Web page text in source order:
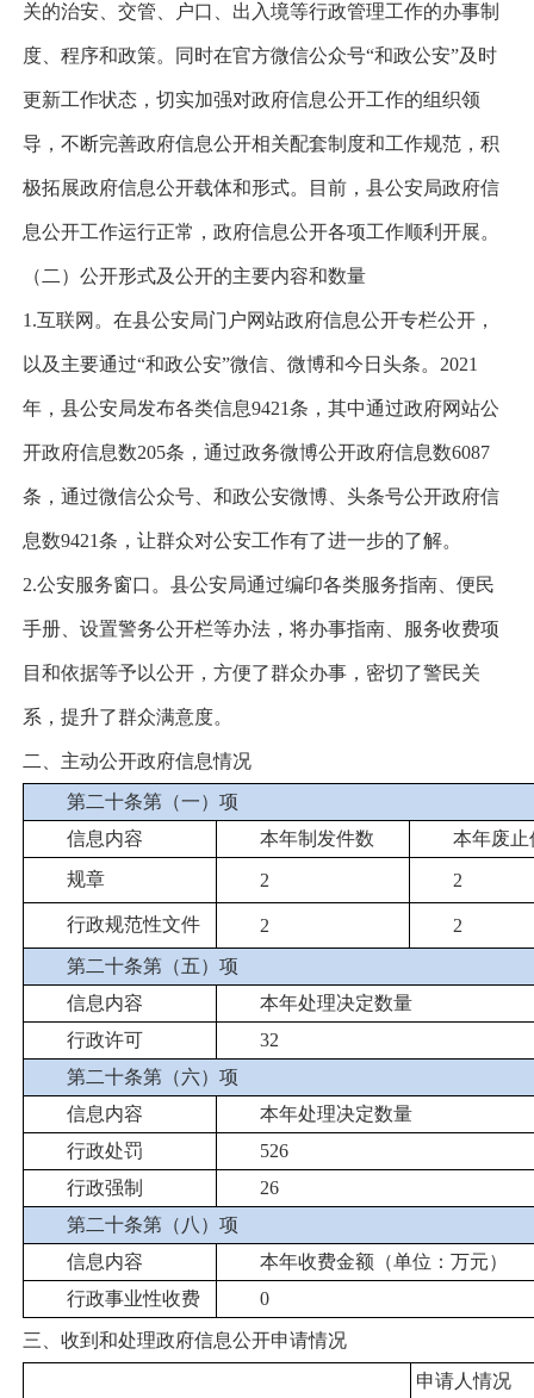
关的治安、交管、户口、出入境等行政管理工作的办事制
度、程序和政策。同时在官方微信公众号“和政公安”及时
更新工作状态，切实加强对政府信息公开工作的组织领
导，不断完善政府信息公开相关配套制度和工作规范，积
极拓展政府信息公开载体和形式。目前，县公安局政府信
息公开工作运行正常，政府信息公开各项工作顺利开展。
（二） 公开形式及公开的主要内容和数量
1.互联网。在县公安局门户网站政府信息公开专栏公开，
以及主要通过“和政公安”微信、 微博和今日头条。2021
年，县公安局发布各类信息9421条，其中通过政府网站公
开政府信息数205条，通过政务微博公开政府信息数6087
条，通过微信公众号、和政公安微博、头条号公开政府信
息数9421条，让群众对公安工作有了进一步的了解。
2.公安服务窗口。县公安局通过编印各类服务指南、便民
手册、设置警务公开栏等办法，将办事指南、服务收费项
目和依据等予以公开，方便了群众办事，密切了警民关
系，提升了群众满意度。
二、主动公开政府信息情况
第二十条第（一）项
信息内容
本年制发件数
本年废止
规章
2 2
行政规范性文件 2
2
第二十条第（五）项
信息内容
本年处理决定数量
行政许可
32
第二十条第（六）项
信息内容
本年处理决定数量
行政处罚
526
行政强制
26
第二十条第（八）项
信息内容
本年收费金额（单位：万元）
行政事业性收费
0
三、收到和处理政府信息公开申请情况
申请人情况